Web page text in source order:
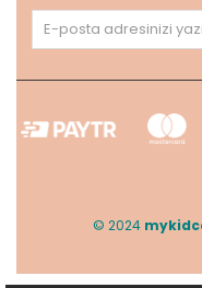
© 2024